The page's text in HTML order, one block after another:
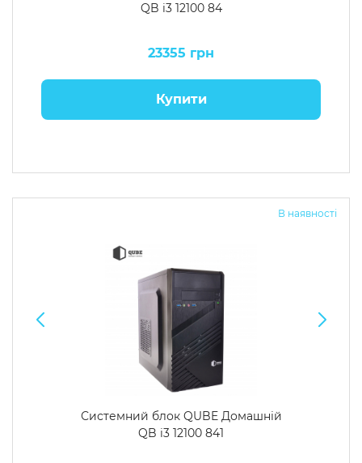
QB i3 12100 84
23355 грн
Купити
В наявності
Системний блок QUBE Домашній
QB i3 12100 841